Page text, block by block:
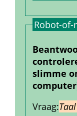
Robot-of-
slimme
Vraag: